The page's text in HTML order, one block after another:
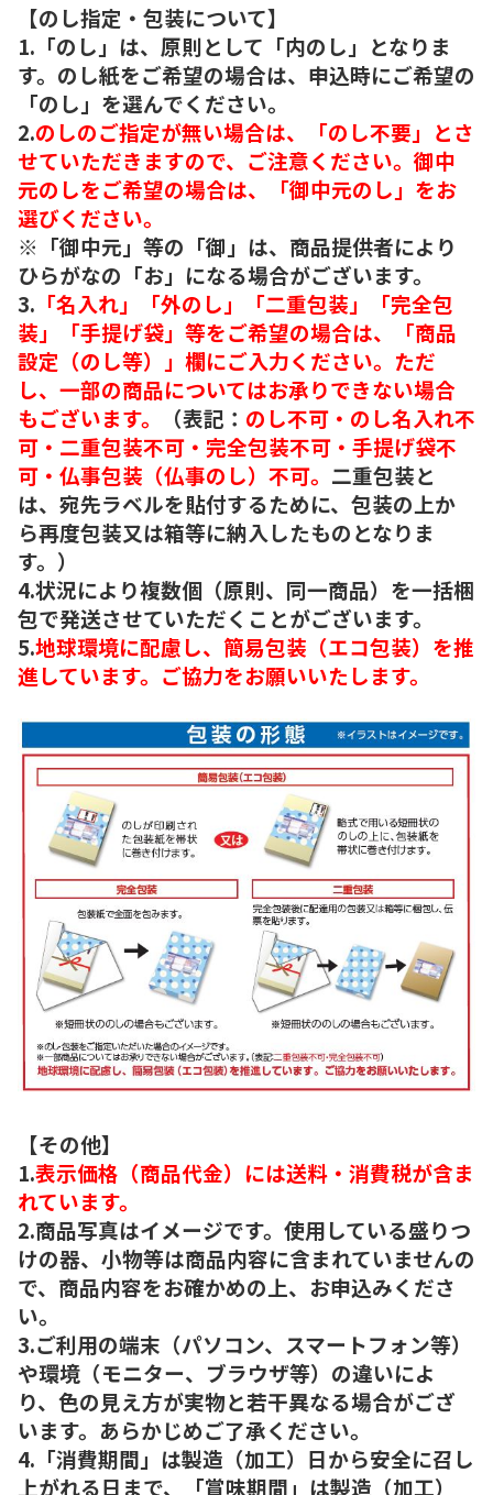
【のし指定・包装について】
1.「のし」は、原則として「内のし」となりま
す。のし紙をご希望の場合は、申込時にご希望の
「のし」を選んでください。
2.のしのご指定が無い場合は、「のし不要」とさ
せていただきますので、ご注意ください。御中
元のしをご希望の場合は、「御中元のし」をお
選びください。
※「御中元」等の「御」は、商品提供者により
ひらがなの「お」になる場合がございます。
3. 「名入れ」「外のし」「二重包装」「完全包
装」「手提げ袋」等をご希望の場合は、「商品
設定（のし等）」欄にご入力ください。ただ
し、一部の商品についてはお承りできない場合
もございます。
（表記： のし不可・のし名入れ不
可・二重包装不可・完全包装不可・手提げ袋不
可・仏事包装（仏事のし）不可。 二重包装と
は、宛先ラベルを貼付するために、包装の上か
ら再度包装又は箱等に納入したものとなりま
す。）
4.状況により複数個（原則、同一商品）を一括梱
包で発送させていただくことがございます。
5.地球環境に配慮し、簡易包装（エコ包装）を推
進しています。ご協力をお願いいたします。
【その他】
1.表示価格（商品代金）には送料・消費税が含ま
れています。
2.商品写真はイメージです。使用している盛りつ
けの器、小物等は商品内容に含まれていませんの
で、商品内容をお確かめの上、お申込みくださ
い。
3.ご利用の端末（パソコン、スマートフォン等）
や環境（モニター、ブラウザ等）の違いによ
り、色の見え方が実物と若干異なる場合がござ
います。あらかじめご了承ください。
4.「消費期間」は製造（加工）日から安全に召し
上がれる日まで、「賞味期間」は製造（加工）